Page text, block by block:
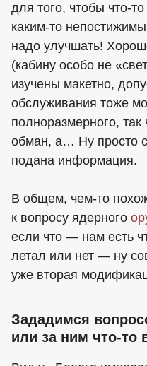
для того, чтобы что-
каким-то
надо улучшать!
(кабину особо не
изучены макетно,
обслуживания тоже
полноразмерного, так
обман, а… Ну просто с
подана информация.
В общем, чем-то
к вопросу ядерного
если что — нам есть
летал или нет — ну
уже вторая
Зададимся
или за ним что-то